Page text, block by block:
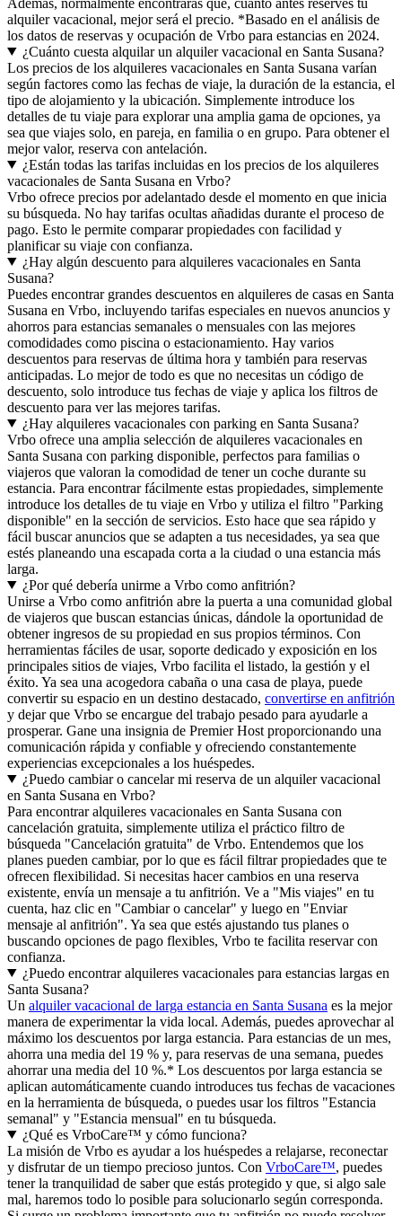
alquiler vacacional, mejor será el precio. *Basado en el análisis de
los datos de reservas y ocupación de Vrbo para estancias en 2024.
¿Cuánto cuesta alquilar un alquiler vacacional en Santa Susana?
Los precios de los alquileres vacacionales en Santa Susana varían
según factores como las fechas de viaje, la duración de la estancia, el
tipo de alojamiento y la ubicación. Simplemente introduce los
detalles de tu viaje para explorar una amplia gama de opciones, ya
sea que viajes solo, en pareja, en familia o en grupo. Para obtener el
mejor valor, reserva con antelación.
¿Están todas las tarifas incluidas en los precios de los alquileres
vacacionales de Santa Susana en Vrbo?
Vrbo ofrece precios por adelantado desde el momento en que inicia
su búsqueda. No hay tarifas ocultas añadidas durante el proceso de
pago. Esto le permite comparar propiedades con facilidad y
planificar su viaje con confianza.
¿Hay algún descuento para alquileres vacacionales en Santa
Susana?
Puedes encontrar grandes descuentos en alquileres de casas en Santa
Susana en Vrbo, incluyendo tarifas especiales en nuevos anuncios y
ahorros para estancias semanales o mensuales con las mejores
comodidades como piscina o estacionamiento. Hay varios
descuentos para reservas de última hora y también para reservas
anticipadas. Lo mejor de todo es que no necesitas un código de
descuento, solo introduce tus fechas de viaje y aplica los filtros de
descuento para ver las mejores tarifas.
¿Hay alquileres vacacionales con parking en Santa Susana?
Vrbo ofrece una amplia selección de alquileres vacacionales en
Santa Susana con parking disponible, perfectos para familias o
viajeros que valoran la comodidad de tener un coche durante su
estancia. Para encontrar fácilmente estas propiedades, simplemente
introduce los detalles de tu viaje en Vrbo y utiliza el filtro "Parking
disponible" en la sección de servicios. Esto hace que sea rápido y
fácil buscar anuncios que se adapten a tus necesidades, ya sea que
estés planeando una escapada corta a la ciudad o una estancia más
larga.
¿Por qué debería unirme a Vrbo como anfitrión?
Unirse a Vrbo como anfitrión abre la puerta a una comunidad global
de viajeros que buscan estancias únicas, dándole la oportunidad de
obtener ingresos de su propiedad en sus propios términos. Con
herramientas fáciles de usar, soporte dedicado y exposición en los
principales sitios de viajes, Vrbo facilita el listado, la gestión y el
éxito. Ya sea una acogedora cabaña o una casa de playa, puede
convertir su espacio en un destino destacado, convertirse en anfitrión
y dejar que Vrbo se encargue del trabajo pesado para ayudarle a
prosperar. Gane una insignia de Premier Host proporcionando una
comunicación rápida y confiable y ofreciendo constantemente
experiencias excepcionales a los huéspedes.
¿Puedo cambiar o cancelar mi reserva de un alquiler vacacional
en Santa Susana en Vrbo?
Para encontrar alquileres vacacionales en Santa Susana con
cancelación gratuita, simplemente utiliza el práctico filtro de
búsqueda "Cancelación gratuita" de Vrbo. Entendemos que los
planes pueden cambiar, por lo que es fácil filtrar propiedades que te
ofrecen flexibilidad. Si necesitas hacer cambios en una reserva
existente, envía un mensaje a tu anfitrión. Ve a "Mis viajes" en tu
cuenta, haz clic en "Cambiar o cancelar" y luego en "Enviar
mensaje al anfitrión". Ya sea que estés ajustando tus planes o
buscando opciones de pago flexibles, Vrbo te facilita reservar con
confianza.
¿Puedo encontrar alquileres vacacionales para estancias largas en
Santa Susana?
Un alquiler vacacional de larga estancia en Santa Susana es la mejor
manera de experimentar la vida local. Además, puedes aprovechar al
máximo los descuentos por larga estancia. Para estancias de un mes,
ahorra una media del 19 % y, para reservas de una semana, puedes
ahorrar una media del 10 %.* Los descuentos por larga estancia se
aplican automáticamente cuando introduces tus fechas de vacaciones
en la herramienta de búsqueda, o puedes usar los filtros "Estancia
semanal" y "Estancia mensual" en tu búsqueda.
¿Qué es VrboCare™ y cómo funciona?
La misión de Vrbo es ayudar a los huéspedes a relajarse, reconectar
y disfrutar de un tiempo precioso juntos. Con VrboCare™, puedes
tener la tranquilidad de saber que estás protegido y que, si algo sale
mal, haremos todo lo posible para solucionarlo según corresponda.